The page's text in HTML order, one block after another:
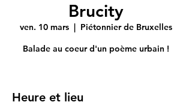
Brucity
ven. 10 mars
  |
Piétonnier de Bruxelles
Balade au coeur d'un poème urbain !
Heure et lieu